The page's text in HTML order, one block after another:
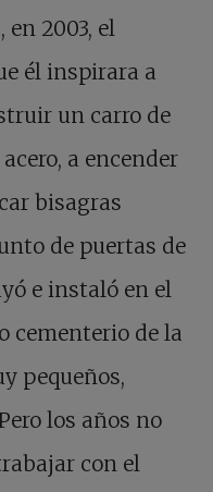
2003, el
él inspirara a
un carro de
a encender
bisagras
de puertas de
e instaló en el
cementerio de la
pequeños,
los años no
con el